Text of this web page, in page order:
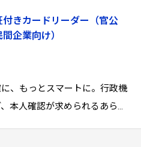
付きカードリーダー（官公
企業向け）
、もっとスマートに。行政機
本人確認が求められるあらゆ